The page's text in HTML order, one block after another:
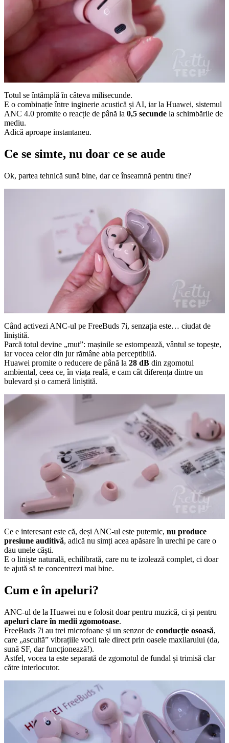
Totul se întâmplă în câteva milisecunde.
E o combinație între inginerie acustică și AI, iar la Huawei, sistemul
ANC 4.0 promite o reacție de până la 0,5 secunde la schimbările de
mediu.
Adică aproape instantaneu.
Ce se simte, nu doar ce se aude
Ok, partea tehnică sună bine, dar ce înseamnă pentru tine?
Când activezi ANC-ul pe FreeBuds 7i, senzația este… ciudat de
liniștită.
Parcă totul devine „mut”: mașinile se estompează, vântul se topește,
iar vocea celor din jur rămâne abia perceptibilă.
Huawei promite o reducere de până la 28 dB din zgomotul
ambiental, ceea ce, în viața reală, e cam cât diferența dintre un
bulevard și o cameră liniștită.
Ce e interesant este că, deși ANC-ul este puternic, nu produce
presiune auditivă, adică nu simți acea apăsare în urechi pe care o
dau unele căști.
E o liniște naturală, echilibrată, care nu te izolează complet, ci doar
te ajută să te concentrezi mai bine.
Cum e în apeluri?
ANC-ul de la Huawei nu e folosit doar pentru muzică, ci și pentru
apeluri clare în medii zgomotoase.
FreeBuds 7i au trei microfoane și un senzor de conducție osoasă,
care „ascultă” vibrațiile vocii tale direct prin oasele maxilarului (da,
sună SF, dar funcționează!).
Astfel, vocea ta este separată de zgomotul de fundal și trimisă clar
către interlocutor.